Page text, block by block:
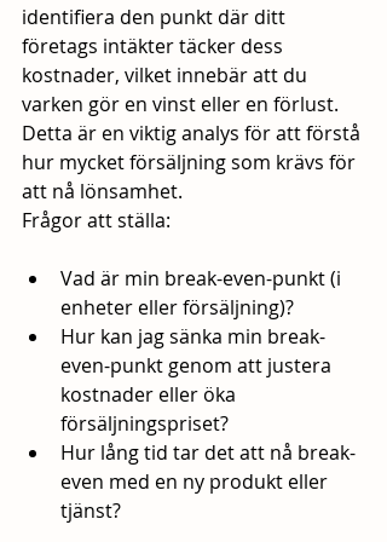
identifiera den punkt där ditt
företags intäkter täcker dess
kostnader, vilket innebär att du
varken gör en vinst eller en förlust.
Detta är en viktig analys för att förstå
hur mycket försäljning som krävs för
att nå lönsamhet.
Frågor att ställa:
Vad är min break-even-punkt (i
enheter eller försäljning)?
Hur kan jag sänka min break-
even-punkt genom att justera
kostnader eller öka
försäljningspriset?
Hur lång tid tar det att nå break-
even med en ny produkt eller
tjänst?